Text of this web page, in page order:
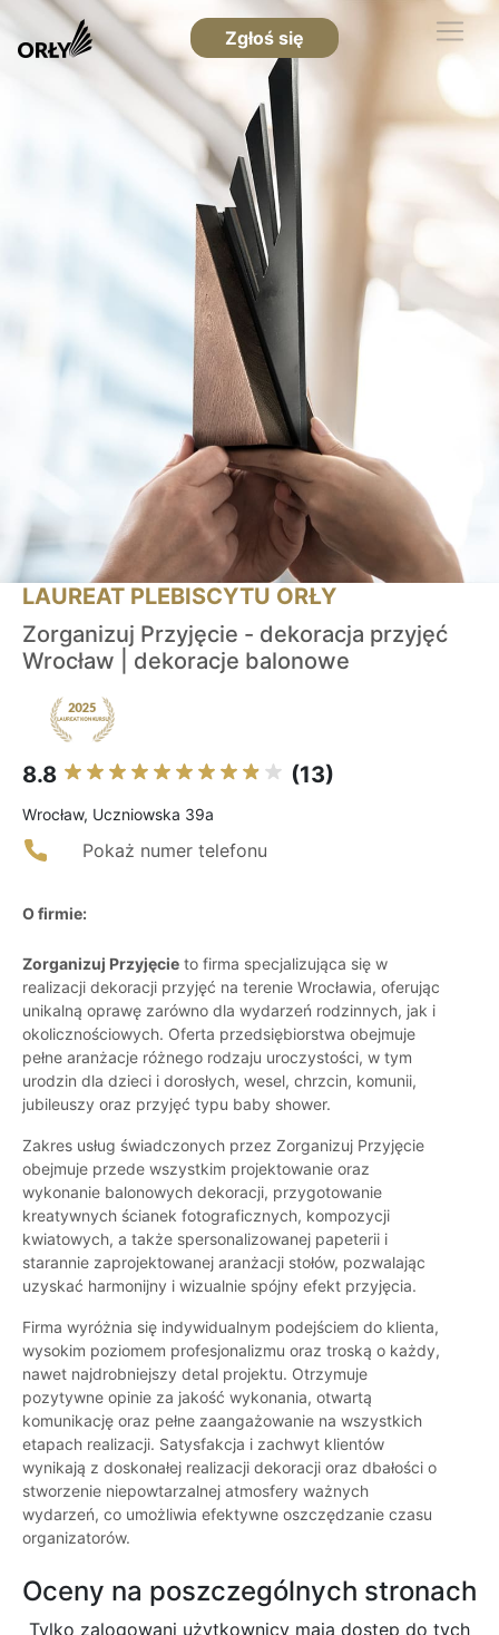
Zgłoś się
LAUREAT PLEBISCYTU ORŁY
Zorganizuj Przyjęcie - dekoracja przyjęć
Wrocław | dekoracje balonowe
8.8 (13)
Wrocław, Uczniowska 39a
Pokaż numer telefonu
O firmie:
Zorganizuj Przyjęcie to firma specjalizująca się w
realizacji dekoracji przyjęć na terenie Wrocławia, oferując
unikalną oprawę zarówno dla wydarzeń rodzinnych, jak i
okolicznościowych. Oferta przedsiębiorstwa obejmuje
pełne aranżacje różnego rodzaju uroczystości, w tym
urodzin dla dzieci i dorosłych, wesel, chrzcin, komunii,
jubileuszy oraz przyjęć typu baby shower.
Zakres usług świadczonych przez Zorganizuj Przyjęcie
obejmuje przede wszystkim projektowanie oraz
wykonanie balonowych dekoracji, przygotowanie
kreatywnych ścianek fotograficznych, kompozycji
kwiatowych, a także spersonalizowanej papeterii i
starannie zaprojektowanej aranżacji stołów, pozwalając
uzyskać harmonijny i wizualnie spójny efekt przyjęcia.
Firma wyróżnia się indywidualnym podejściem do klienta,
wysokim poziomem profesjonalizmu oraz troską o każdy,
nawet najdrobniejszy detal projektu. Otrzymuje
pozytywne opinie za jakość wykonania, otwartą
komunikację oraz pełne zaangażowanie na wszystkich
etapach realizacji. Satysfakcja i zachwyt klientów
wynikają z doskonałej realizacji dekoracji oraz dbałości o
stworzenie niepowtarzalnej atmosfery ważnych
wydarzeń, co umożliwia efektywne oszczędzanie czasu
organizatorów.
Oceny na poszczególnych stronach
Tylko zalogowani użytkownicy maja dostęp do tych